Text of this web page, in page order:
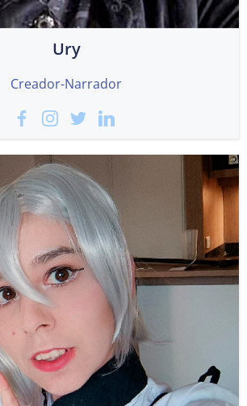
Ury
Creador-Narrador